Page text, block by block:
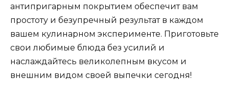
антипригарным покрытием обеспечит вам
простоту и безупречный результат в каждом
вашем кулинарном эксперименте. Приготовьте
свои любимые блюда без усилий и
наслаждайтесь великолепным вкусом и
внешним видом своей выпечки сегодня!